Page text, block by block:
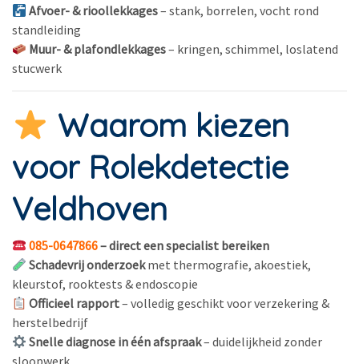
Afvoer- & rioollekkages– stank, borrelen, vocht rond
standleiding
Muur- & plafondlekkages– kringen, schimmel, loslatend
stucwerk
Waarom kiezen
voor Rolekdetectie
Veldhoven
085-0647866– direct een specialist bereiken
Schadevrij onderzoekmet thermografie, akoestiek,
kleurstof, rooktests & endoscopie
Officieel rapport– volledig geschikt voor verzekering &
herstelbedrijf
Snelle diagnose in één afspraak– duidelijkheid zonder
sloopwerk